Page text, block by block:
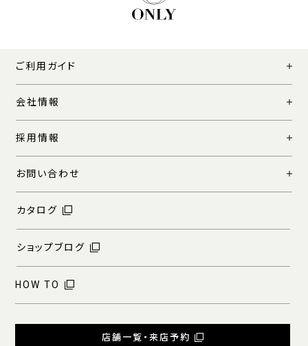
ご利用ガイド
会社情報
採用情報
お問い合わせ
カタログ
ショップブログ
HOW TO
店舗一覧・来店予約